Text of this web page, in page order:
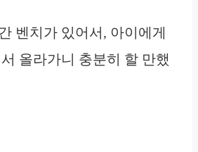
벤치가 있어서, 아이에게
올라가니 충분히 할 만했